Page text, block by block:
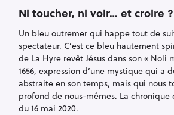
T
E
O
I
E
S
Ni toucher, ni voir… et croire ?
Un bleu outremer qui happe tout de
spectateur. C’est ce bleu hautement
de La Hyre revêt Jésus dans son « Noli
1656, expression d’une mystique qui a
abstraite en son temps, mais qui nous
profond de nous-mêmes. La chronique
du 16 mai 2020.